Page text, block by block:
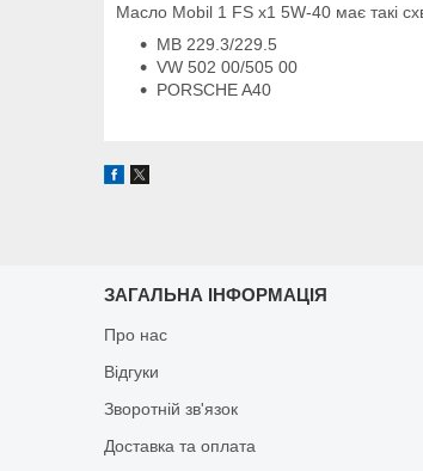
Масло Mobil 1 FS x1 5W-40 має такі
MB 229.3/229.5
VW 502 00/505 00
PORSCHE A40
ЗАГАЛЬНА ІНФОРМАЦІЯ
Про нас
Відгуки
Зворотній зв'язок
Доставка та оплата